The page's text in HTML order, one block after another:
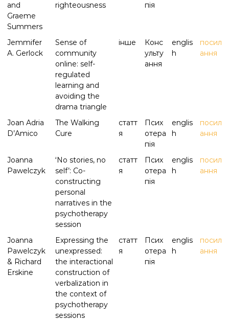
and
Graeme
Summers
righteousness
пія
Jemmifer
A. Gerlock
Sense of
community
online: self-
regulated
learning and
avoiding the
drama triangle
інше
Конс
ульту
ання
englis
h
посил
ання
Joan Adria
D’Amico
The Walking
Cure
статт
я
Псих
отера
пія
englis
h
посил
ання
Joanna
Pawelczyk
‘No stories, no
self’: Co-
constructing
personal
narratives in the
psychotherapy
session
статт
я
Псих
отера
пія
englis
h
посил
ання
Joanna
Pawelczyk
& Richard
Erskine
Expressing the
unexpressed:
the interactional
construction of
verbalization in
the context of
psychotherapy
sessions
статт
я
Псих
отера
пія
englis
h
посил
ання